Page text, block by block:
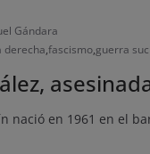
Gándara
derecha,fascismo,guerra
nació en 1961 en el